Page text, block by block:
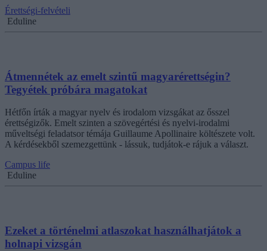
Érettségi-felvételi
Eduline
Átmennétek az emelt szintű magyarérettségin?
Tegyétek próbára magatokat
Hétfőn írták a magyar nyelv és irodalom vizsgákat az ősszel
érettségizők. Emelt szinten a szövegértési és nyelvi-irodalmi
műveltségi feladatsor témája Guillaume Apollinaire költészete volt.
A kérdésekből szemezgettünk - lássuk, tudjátok-e rájuk a választ.
Campus life
Eduline
Ezeket a történelmi atlaszokat használhatjátok a
holnapi vizsgán